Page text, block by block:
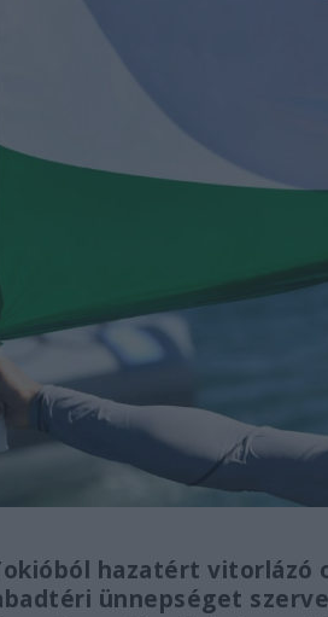
hazatért vitorlázó
ünnepséget